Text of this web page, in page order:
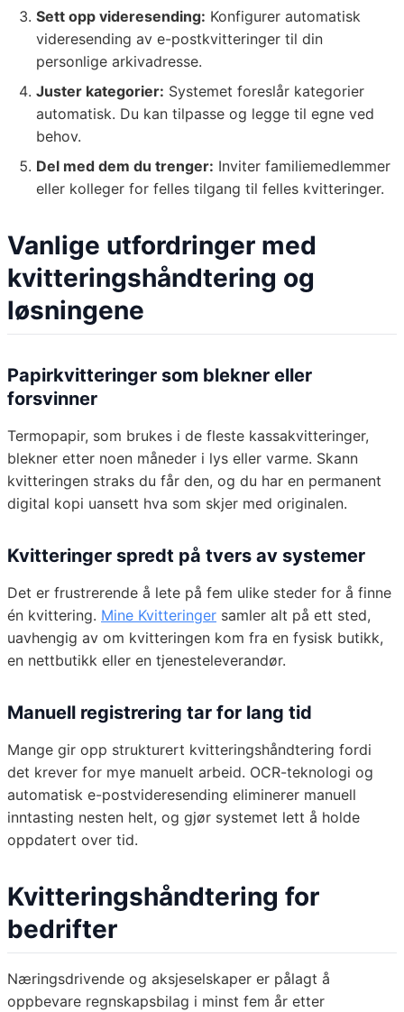
Sett opp videresending: Konfigurer automatisk
videresending av e-postkvitteringer til din
personlige arkivadresse.
Juster kategorier: Systemet foreslår kategorier
automatisk. Du kan tilpasse og legge til egne ved
behov.
Del med dem du trenger: Inviter familiemedlemmer
eller kolleger for felles tilgang til felles kvitteringer.
Vanlige utfordringer med
kvitteringshåndtering og
løsningene
Papirkvitteringer som blekner eller
forsvinner
Termopapir, som brukes i de fleste kassakvitteringer,
blekner etter noen måneder i lys eller varme. Skann
kvitteringen straks du får den, og du har en permanent
digital kopi uansett hva som skjer med originalen.
Kvitteringer spredt på tvers av systemer
Det er frustrerende å lete på fem ulike steder for å finne
én kvittering. Mine Kvitteringer samler alt på ett sted,
uavhengig av om kvitteringen kom fra en fysisk butikk,
en nettbutikk eller en tjenesteleverandør.
Manuell registrering tar for lang tid
Mange gir opp strukturert kvitteringshåndtering fordi
det krever for mye manuelt arbeid. OCR-teknologi og
automatisk e-postvideresending eliminerer manuell
inntasting nesten helt, og gjør systemet lett å holde
oppdatert over tid.
Kvitteringshåndtering for
bedrifter
Næringsdrivende og aksjeselskaper er pålagt å
oppbevare regnskapsbilag i minst fem år etter